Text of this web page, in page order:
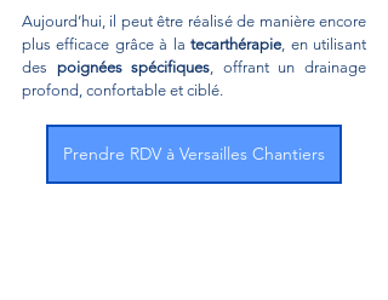
Aujourd’hui, il peut être réalisé de manière encore
plus efficace grâce à la tecarthérapie, en utilisant
des poignées spécifiques, offrant un drainage
profond, confortable et ciblé.
Prendre RDV à Versailles Chantiers